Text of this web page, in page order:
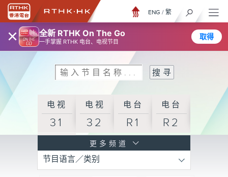
× 全新 RTHK On The Go
一手掌握 RTHK 电台、电视节目
取得
ENG / 繁
电视
31
电视
32
电台
R1
电台
R2
R3
更多频道
节目语言／类别